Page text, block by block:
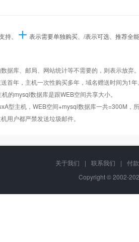
Linux
Windows2008/
Linux
持、 表示需要单独购买、/表示可选、推荐全
据库、邮局、网站统计等不需要的，则表示放弃
首年，主机一次性购买多年，域名赠送时间为1年
的mysql数据库是跟WEB空间共享大小。
型主机，WEB空间+mysql数据库一共=300M，
用户都严禁发送垃圾邮件。
关于我们 | 联系我们 |
付
Copyright © 2002-